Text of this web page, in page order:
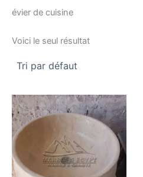
évier de cuisine
Voici le seul résultat